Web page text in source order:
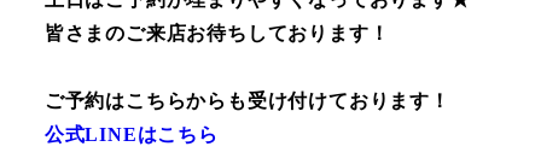
皆さまのご来店お待ちしております！
ご予約はこちらからも受け付けております！
公式LINEはこちら